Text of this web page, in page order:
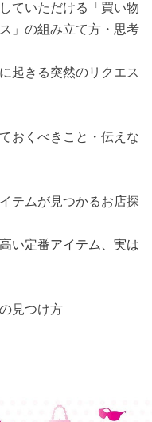
ていただける「買い物
」の組み立て方・思考
起きる突然のリクエス
おくべきこと・伝えな
テムが見つかるお店探
い定番アイテム、実は
見つけ方